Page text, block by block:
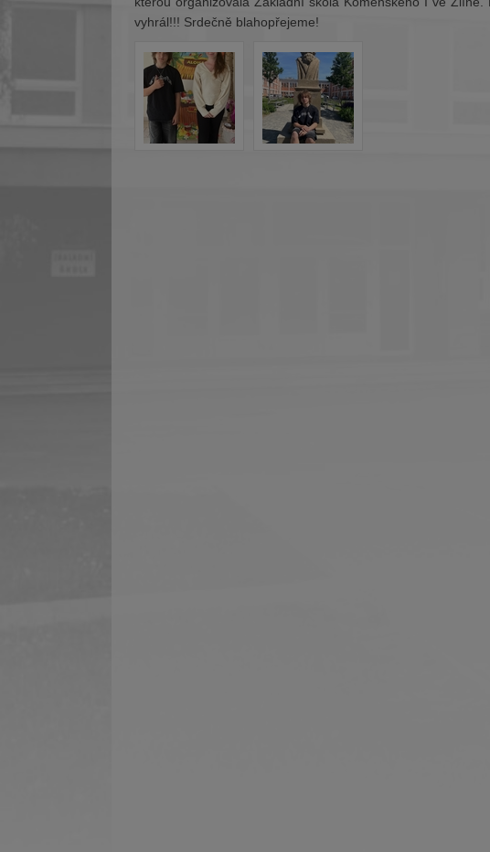
vyhrál!!! Srdečně blahopřejeme!